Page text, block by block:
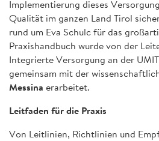
Implementierung dieses
Qualität im ganzen Land Tirol
rund um Eva Schulc für das
Praxishandbuch wurde von der
Integrierte Versorgung an der
gemeinsam mit der
Messina erarbeitet.
Leitfaden für die Praxis
Von Leitlinien, Richtlinien und